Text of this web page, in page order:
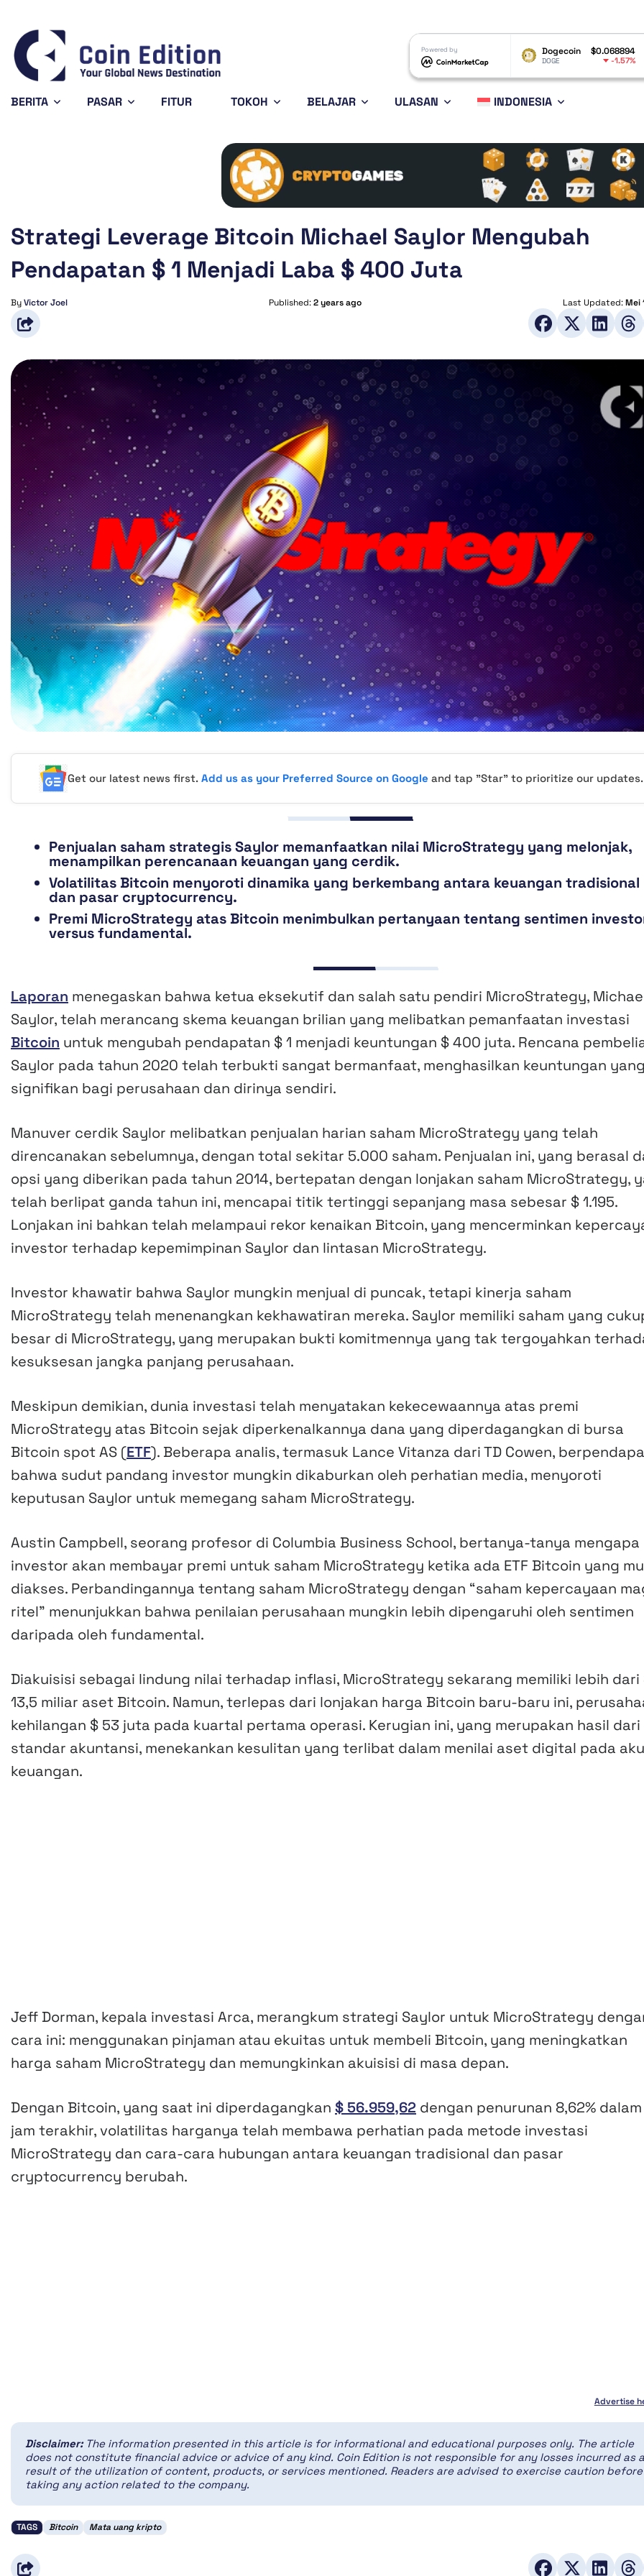
Powered by
Bitcoin
BTC
$0.068894
DOGE -1.57%
Ethereum
ETH
BERITA PASAR FITUR TOKOH BELAJAR ULASAN INDONESIA
Strategi Leverage Bitcoin Michael Saylor Mengubah
Pendapatan $ 1 Menjadi Laba $ 400 Juta
ByVictor Joel Published:2 years ago Last Updated:Mei
Get our latest news first.Add us as your Preferred Source on Google and tap "Star" to prioritize our updates.
Penjualan saham strategis Saylor memanfaatkan nilai MicroStrategy yang melonjak,
menampilkan perencanaan keuangan yang cerdik.
Volatilitas Bitcoin menyoroti dinamika yang berkembang antara keuangan tradisional
dan pasar cryptocurrency.
Premi MicroStrategy atas Bitcoin menimbulkan pertanyaan tentang sentimen
versus fundamental.
Laporan menegaskan bahwa ketua eksekutif dan salah satu pendiri MicroStrategy,
Saylor, telah merancang skema keuangan brilian yang melibatkan pemanfaatan investasi
Bitcoin untuk mengubah pendapatan $ 1 menjadi keuntungan $ 400 juta. Rencana
Saylor pada tahun 2020 telah terbukti sangat bermanfaat, menghasilkan keuntungan yang
signifikan bagi perusahaan dan dirinya sendiri.
Manuver cerdik Saylor melibatkan penjualan harian saham MicroStrategy yang telah
direncanakan sebelumnya, dengan total sekitar 5.000 saham. Penjualan ini, yang berasal
opsi yang diberikan pada tahun 2014, bertepatan dengan lonjakan saham MicroStrategy,
telah berlipat ganda tahun ini, mencapai titik tertinggi sepanjang masa sebesar $ 1.195.
Lonjakan ini bahkan telah melampaui rekor kenaikan Bitcoin, yang mencerminkan
investor terhadap kepemimpinan Saylor dan lintasan MicroStrategy.
Investor khawatir bahwa Saylor mungkin menjual di puncak, tetapi kinerja saham
MicroStrategy telah menenangkan kekhawatiran mereka. Saylor memiliki saham yang
besar di MicroStrategy, yang merupakan bukti komitmennya yang tak tergoyahkan
kesuksesan jangka panjang perusahaan.
Meskipun demikian, dunia investasi telah menyatakan kekecewaannya atas premi
MicroStrategy atas Bitcoin sejak diperkenalkannya dana yang diperdagangkan di bursa
Bitcoin spot AS (ETF). Beberapa analis, termasuk Lance Vitanza dari TD Cowen,
bahwa sudut pandang investor mungkin dikaburkan oleh perhatian media, menyoroti
keputusan Saylor untuk memegang saham MicroStrategy.
Austin Campbell, seorang profesor di Columbia Business School, bertanya-tanya mengapa
investor akan membayar premi untuk saham MicroStrategy ketika ada ETF Bitcoin yang
diakses. Perbandingannya tentang saham MicroStrategy dengan “saham kepercayaan
ritel” menunjukkan bahwa penilaian perusahaan mungkin lebih dipengaruhi oleh sentimen
daripada oleh fundamental.
Diakuisisi sebagai lindung nilai terhadap inflasi, MicroStrategy sekarang memiliki lebih dari
13,5 miliar aset Bitcoin. Namun, terlepas dari lonjakan harga Bitcoin baru-baru ini,
kehilangan $ 53 juta pada kuartal pertama operasi. Kerugian ini, yang merupakan hasil dari
standar akuntansi, menekankan kesulitan yang terlibat dalam menilai aset digital pada
keuangan.
Jeff Dorman, kepala investasi Arca, merangkum strategi Saylor untuk MicroStrategy
cara ini: menggunakan pinjaman atau ekuitas untuk membeli Bitcoin, yang meningkatkan
harga saham MicroStrategy dan memungkinkan akuisisi di masa depan.
Dengan Bitcoin, yang saat ini diperdagangkan $ 56.959,62 dengan penurunan 8,62%
jam terakhir, volatilitas harganya telah membawa perhatian pada metode investasi
MicroStrategy dan cara-cara hubungan antara keuangan tradisional dan pasar
cryptocurrency berubah.
Advertise
Disclaimer: The information presented in this article is for informational and educational purposes only. The article
does not constitute financial advice or advice of any kind. Coin Edition is not responsible for any losses incurred as a
result of the utilization of content, products, or services mentioned. Readers are advised to exercise caution before
taking any action related to the company.
TAGS Bitcoin Mata uang kripto